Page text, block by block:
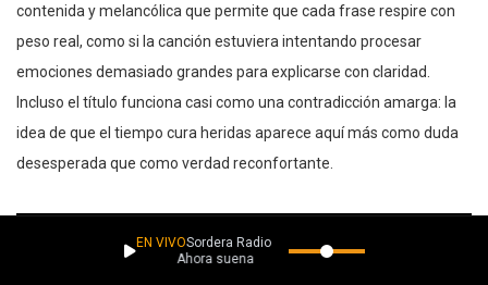
contenida y melancólica que permite que cada frase respire con
peso real, como si la canción estuviera intentando procesar
emociones demasiado grandes para explicarse con claridad.
Incluso el título funciona casi como una contradicción amarga: la
idea de que el tiempo cura heridas aparece aquí más como duda
desesperada que como verdad reconfortante.
EN VIVOSordera Radio
Ahora suena